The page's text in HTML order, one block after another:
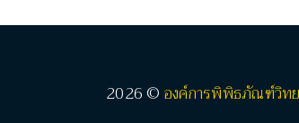
2026 © องค์การพิพิธภัณฑ์วิท